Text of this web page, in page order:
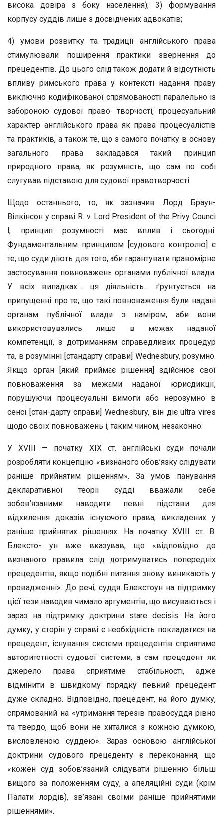
висока довіра з боку населення); 3) формування
корпусу суддів лише з досвідчених адвокатів;
4) умови розвитку та традиції англійського права
стимулювали поширення практики звернення до
прецедентів. До цього слід також додати й відсутність
впливу римського права у контексті надання праву
виключно кодифікованої спрямованості паралельно із
забороною судової право- творчості, процесуальний
характер англійського права як права процесуалістів
та практиків, а також те, що з самого початку в основу
загального права закладався такий принцип
природного права, як розумність, що сам по собі
слугував підставою для судової правотворчості.
Щодо останнього, то, як зазначив Лорд Браун-
Вілкінсон у справі R. v. Lord President of the Privy Counci
l, принцип розумності має вплив і сьогодні:
Фундаментальним принципом [судового контролю] є
те, що суди діють для того, аби гарантувати правомірне
застосування повноважень органами публічної влади.
У всіх випадках… ця діяльність… ґрунтується на
припущенні про те, що такі повноваження були надані
органам публічної влади з наміром, аби вони
використовувались лише в межах наданої
компетенції, з дотриманням справедливих процедур
та, в розумінні [стандарту справи] Wednesbury, розумно.
Якщо орган [який приймає рішення] здійснює свої
повноваження за межами наданої юрисдикції,
порушуючи процесуальні вимоги або нерозумно в
сенсі [стан-дарту справи] Wednesbury, він діє ultra vires
щодо своїх повноважень і, таким чином, незаконно.
У XVIII — початку ХІХ ст. англійські суди почали
розробляти концепцію «визнаного обов’язку слідувати
раніше прийнятим рішенням». За умов панування
декларативної теорії судді вважали себе
зобов’язаними наводити певні підстави для
відхилення доказів існуючого права, викладених у
раніше прийнятих рішеннях. На початку XVIII ст. В.
Блексто- ун вже вказував, що «відповідно до
визнаного правила слід дотримуватись попередніх
прецедентів, якщо подібні питання знову виникають у
провадженні». До речі, суддя Блекстоун на підтримку
цієї тези наводив чимало аргументів, що висуваються і
зараз на підтримку доктрини stare decisis. На його
думку, у сторін у справі є необхідність покладатися на
прецедент, існування системи прецедентів сприятиме
авторитетності судової системи, а сам прецедент як
джерело права сприятиме стабільності, адже
відмінити в швидкому порядку певний прецедент
дуже складно. Відповідно, прецедент, на його думку,
спрямований на «утримання терезів правосуддя рівно
та твердо, щоб вони не хиталися з кожною думкою,
висловленою суддею». Зараз основою англійської
доктрини судового прецеденту є переконання, що
«кожен суд зобов’язаний слідувати рішенню більш
вищого за положенням суду, а апеляційні суди (крім
Палати лордів), зв’язані своїми раніше прийнятими
рішеннями».